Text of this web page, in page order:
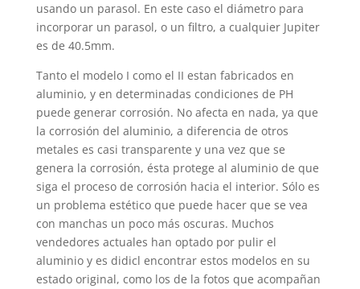
usando un parasol. En este caso el diámetro para
incorporar un parasol, o un filtro, a cualquier Jupiter
es de 40.5mm.
Tanto el modelo I como el II estan fabricados en
aluminio, y en determinadas condiciones de PH
puede generar corrosión. No afecta en nada, ya que
la corrosión del aluminio, a diferencia de otros
metales es casi transparente y una vez que se
genera la corrosión, ésta protege al aluminio de que
siga el proceso de corrosión hacia el interior. Sólo es
un problema estético que puede hacer que se vea
con manchas un poco más oscuras. Muchos
vendedores actuales han optado por pulir el
aluminio y es didicl encontrar estos modelos en su
estado original, como los de la fotos que acompañan